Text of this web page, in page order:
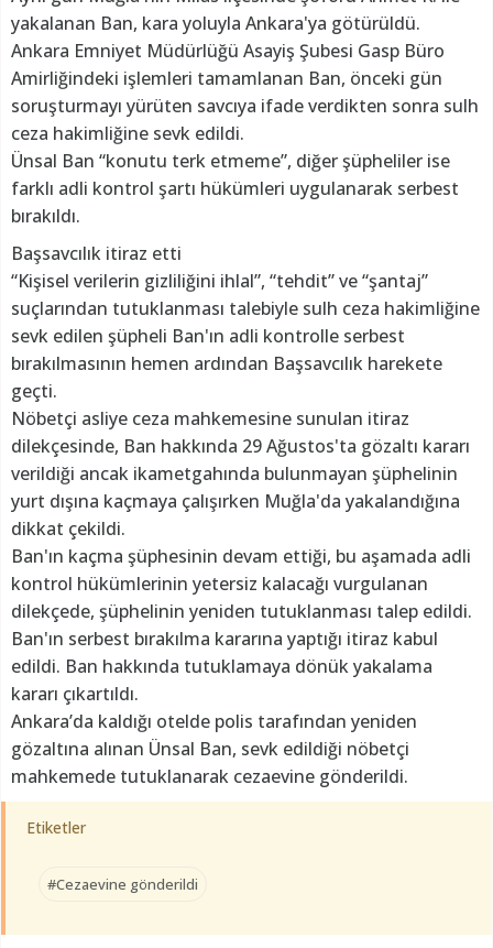
yakalanan Ban, kara yoluyla Ankara'ya götürüldü.
Ankara Emniyet Müdürlüğü Asayiş Şubesi Gasp Büro
Amirliğindeki işlemleri tamamlanan Ban, önceki gün
soruşturmayı yürüten savcıya ifade verdikten sonra sulh
ceza hakimliğine sevk edildi.
Ünsal Ban “konutu terk etmeme”, diğer şüpheliler ise
farklı adli kontrol şartı hükümleri uygulanarak serbest
bırakıldı.
Başsavcılık itiraz etti
“Kişisel verilerin gizliliğini ihlal”, “tehdit” ve “şantaj”
suçlarından tutuklanması talebiyle sulh ceza hakimliğine
sevk edilen şüpheli Ban'ın adli kontrolle serbest
bırakılmasının hemen ardından Başsavcılık harekete
geçti.
Nöbetçi asliye ceza mahkemesine sunulan itiraz
dilekçesinde, Ban hakkında 29 Ağustos'ta gözaltı kararı
verildiği ancak ikametgahında bulunmayan şüphelinin
yurt dışına kaçmaya çalışırken Muğla'da yakalandığına
dikkat çekildi.
Ban'ın kaçma şüphesinin devam ettiği, bu aşamada adli
kontrol hükümlerinin yetersiz kalacağı vurgulanan
dilekçede, şüphelinin yeniden tutuklanması talep edildi.
Ban'ın serbest bırakılma kararına yaptığı itiraz kabul
edildi. Ban hakkında tutuklamaya dönük yakalama
kararı çıkartıldı.
Ankara’da kaldığı otelde polis tarafından yeniden
gözaltına alınan Ünsal Ban, sevk edildiği nöbetçi
mahkemede tutuklanarak cezaevine gönderildi.
Etiketler
#Cezaevine gönderildi